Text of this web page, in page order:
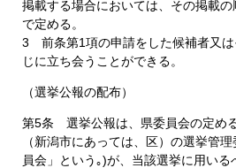
掲載する場合においては、その掲載
で定める。
3 前条第1項の申請をした候補者又は
じに立ち会うことができる。
（選挙公報の配布）
第5条 選挙公報は、県委員会の定め
（新潟市にあっては、区）の選挙管
員会」という｡)が、当該選挙に用いる